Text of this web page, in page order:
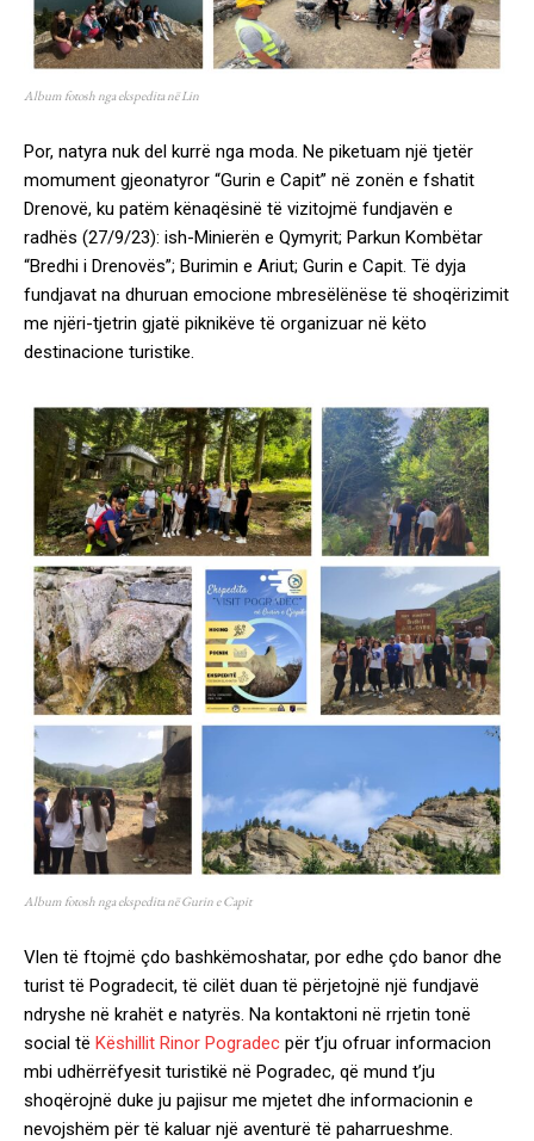
Album fotosh nga ekspedita në Lin
Por, natyra nuk del kurrë nga moda. Ne piketuam një tjetër
momument gjeonatyror “Gurin e Capit” në zonën e fshatit
Drenovë, ku patëm kënaqësinë të vizitojmë fundjavën e
radhës (27/9/23): ish-Minierën e Qymyrit; Parkun Kombëtar
“Bredhi i Drenovës”; Burimin e Ariut; Gurin e Capit. Të dyja
fundjavat na dhuruan emocione mbresëlënëse të shoqërizimit
me njëri-tjetrin gjatë piknikëve të organizuar në këto
destinacione turistike.
Album fotosh nga ekspedita në Gurin e Capit
Vlen të ftojmë çdo bashkëmoshatar, por edhe çdo banor dhe
turist të Pogradecit, të cilët duan të përjetojnë një fundjavë
ndryshe në krahët e natyrës. Na kontaktoni në rrjetin tonë
social të Këshillit Rinor Pogradec për t’ju ofruar informacion
mbi udhërrëfyesit turistikë në Pogradec, që mund t’ju
shoqërojnë duke ju pajisur me mjetet dhe informacionin e
nevojshëm për të kaluar një aventurë të paharrueshme.